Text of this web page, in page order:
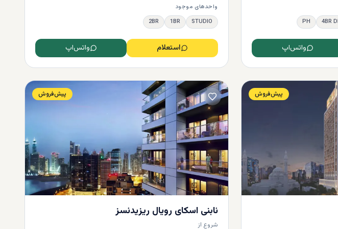
دبی چقدر است؟
ملک است. اگر می‌خواهید در مورد قیمت
گفت که هیچکس نمی‌تواند قیمت دقیقی برای
مانند تعداد اتاق‌ها، متراژ آپارتمان‌ها،
نیز متفاوت است. اما به طور کلی اگر
می‌خواهید یک آپارتمان استودیو خریداری کنید، باید حداقل 333,000 درهم برای یک ساختمان کم
متراژ بپردازید. در صورت نیاز به فضای بیشتر می‌توانید یک آپارتمان 1 خوابه با 401,000 تا
3,223,000 درهم خریداری کنید. یا می‌توانید یک آپارتمان دو خوابه بین 751,000 تا 6,000,000
در سطح بالاتر را دارید، حداقل به
4BR
PH
واتس‌اپ
واحدهای موجود
STUDIO
1BR
2BR
استعلام واتس‌اپ
پیش‌فروش پیش‌فروش
نابنی اسکای رویال ریزیدنسز
شروع از